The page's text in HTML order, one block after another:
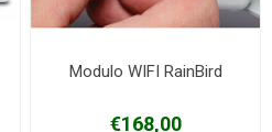
Modulo WIFI RainBird
€168,00